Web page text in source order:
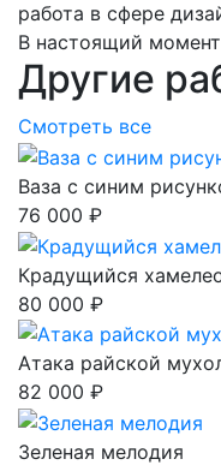
работа в сфере
В настоящий
Другие
Смотреть все
Ваза с синим
76 000 ₽
Крадущийся
80 000 ₽
Атака райской
82 000 ₽
Зеленая мелодия